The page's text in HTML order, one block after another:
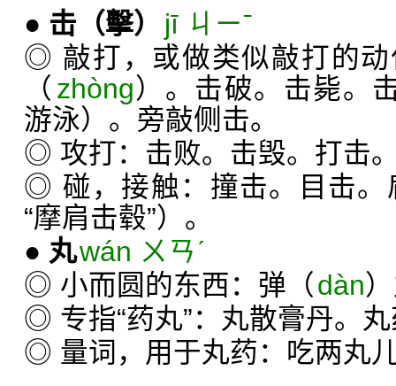
● 击 （擊）
jī ㄐㄧˉ
◎ 敲打，或做类似敲打的
（ zhòng）。击破。击毙。
游泳）。旁敲侧击。
◎ 攻打：击败。击毁。打击
◎ 碰，接触：撞击。目击。
“摩肩击毂”）。
● 丸wán ㄨㄢˊ
◎ 小而圆的东西：弹（dàn
◎ 专指“药丸”：丸散膏丹。
◎ 量词，用于丸药：吃两丸